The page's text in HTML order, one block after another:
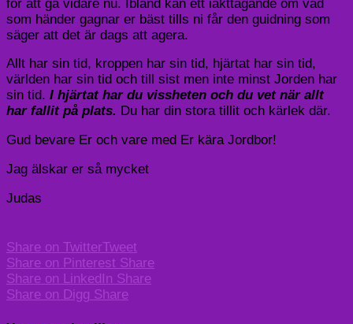
för att gå vidare nu. Ibland kan ett iakttagande om vad
som händer gagnar er bäst tills ni får den guidning som
säger att det är dags att agera.
Allt har sin tid, kroppen har sin tid, hjärtat har sin tid,
världen har sin tid och till sist men inte minst Jorden har
sin tid. I hjärtat har du vissheten och du vet när allt
har fallit på plats. Du har din stora tillit och kärlek där.
Gud bevare Er och vare med Er kära Jordbor!
Jag älskar er så mycket
Judas
Share on TwitterTweet
Share on Pinterest Share
Share on LinkedIn Share
Share on Digg Share